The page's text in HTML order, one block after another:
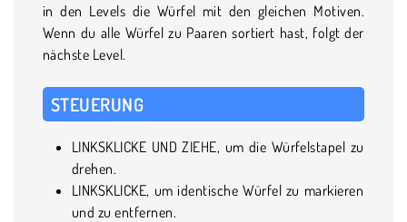
in den Levels die Würfel mit den gleichen Motiven.
Wenn du alle Würfel zu Paaren sortiert hast, folgt der
nächste Level.
STEUERUNG
LINKSKLICKE UND ZIEHE, um die Würfelstapel zu
drehen.
LINKSKLICKE, um identische Würfel zu markieren
und zu entfernen.